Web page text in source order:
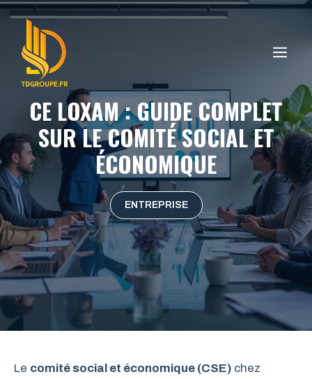
Aller
contenu
CE LOXAM : GUIDE COMPLET
SUR LE COMITÉ SOCIAL ET
ÉCONOMIQUE
ENTREPRISE
Le comité social et économique (CSE) chez